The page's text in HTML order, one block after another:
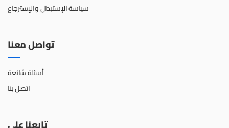
سياسة الإستبدال والإسترجاع
تواصل معنا
أسئلة شائعة
اتصل بنا